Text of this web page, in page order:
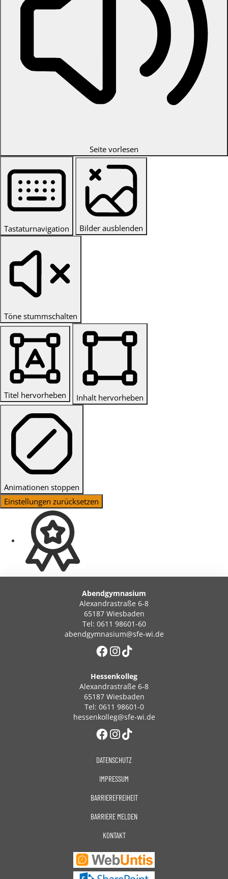
Abendgymnasium
Alexandrastraße 6-8
65187 Wiesbaden
Tel: 0611 98601-60
abendgymnasium@sfe-wi.de
Hessenkolleg
Alexandrastraße 6-8
65187 Wiesbaden
Tel: 0611 98601-0
hessenkolleg@sfe-wi.de
DATENSCHUTZ
IMPRESSUM
BARRIEREFREIHEIT
BARRIERE MELDEN
KONTAKT
Seite vorlesen
Tastaturnavigation Bilder ausblenden
Töne stummschalten
Titel hervorheben Inhalt hervorheben
Animationen stoppen
Einstellungen zurücksetzen